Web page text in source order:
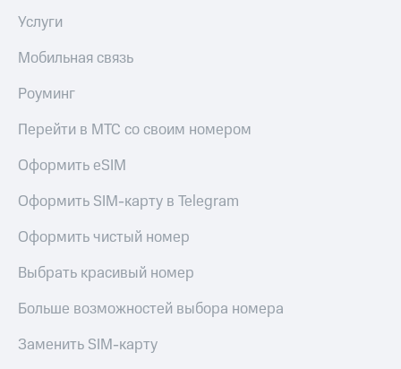
Услуги
Мобильная связь
Роуминг
Перейти в МТС со своим номером
Оформить eSIM
Оформить SIM-карту в Telegram
Оформить чистый номер
Выбрать красивый номер
Больше возможностей выбора номера
Заменить SIM-карту